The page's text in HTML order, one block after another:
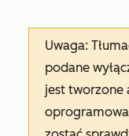
Uwaga:
podane
jest tworzone